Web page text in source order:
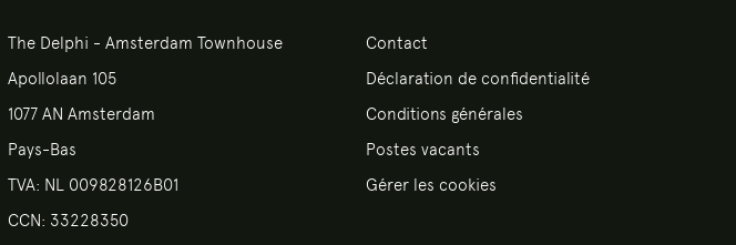
The Delphi - Amsterdam Townhouse
Apollolaan 105
1077 AN Amsterdam
Pays-Bas
TVA: NL 009828126B01
CCN: 33228350
Contact
Déclaration de confidentialité
Conditions générales
Postes vacants
Gérer les cookies